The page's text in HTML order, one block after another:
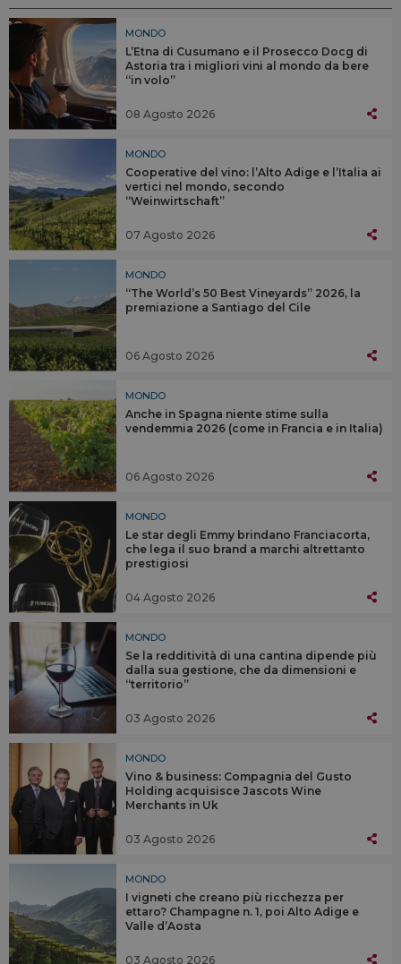
MONDO
L’Etna di Cusumano e il Prosecco Docg di
Astoria tra i migliori vini al mondo da bere
“in volo”
08 Agosto 2026
MONDO
Cooperative del vino: l’Alto Adige e l’Italia ai
vertici nel mondo, secondo
“Weinwirtschaft”
07 Agosto 2026
MONDO
“The World’s 50 Best Vineyards” 2026, la
premiazione a Santiago del Cile
06 Agosto 2026
MONDO
Anche in Spagna niente stime sulla
vendemmia 2026 (come in Francia e in Italia)
06 Agosto 2026
MONDO
Le star degli Emmy brindano Franciacorta,
che lega il suo brand a marchi altrettanto
prestigiosi
04 Agosto 2026
MONDO
Se la redditività di una cantina dipende più
dalla sua gestione, che da dimensioni e
“territorio”
03 Agosto 2026
MONDO
Vino & business: Compagnia del Gusto
Holding acquisisce Jascots Wine
Merchants in Uk
03 Agosto 2026
MONDO
I vigneti che creano più ricchezza per
ettaro? Champagne n. 1, poi Alto Adige e
Valle d’Aosta
03 Agosto 2026